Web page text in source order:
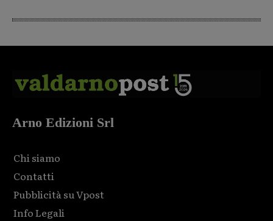
Arno Edizioni Srl
Chi siamo
Contatti
Pubblicità su Vpost
Info Legali